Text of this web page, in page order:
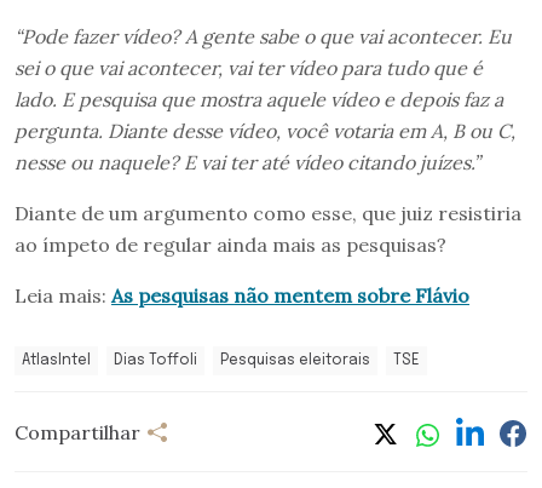
“Pode fazer vídeo? A gente sabe o que vai acontecer. Eu
sei o que vai acontecer, vai ter vídeo para tudo que é
lado. E pesquisa que mostra aquele vídeo e depois faz a
pergunta. Diante desse vídeo, você votaria em A, B ou C,
nesse ou naquele? E vai ter até vídeo citando juízes.”
Diante de um argumento como esse, que juiz resistiria
ao ímpeto de regular ainda mais as pesquisas?
Leia mais:As pesquisas não mentem sobre Flávio
AtlasIntel Dias Toffoli Pesquisas eleitorais TSE
Compartilhar